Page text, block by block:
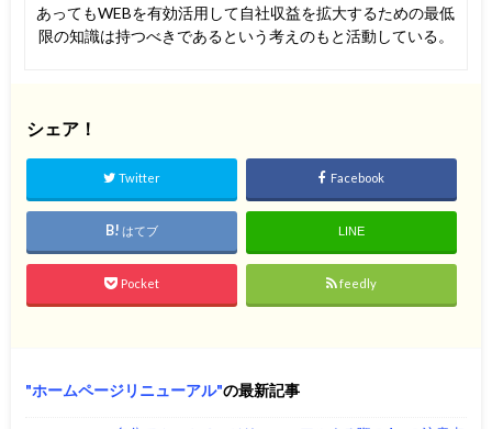
あってもWEBを有効活用して自社収益を拡大するための最低
限の知識は持つべきであるという考えのもと活動している。
シェア！
Twitter Facebook
はてブ LINE
Pocket feedly
ホームページリニューアル の最新記事